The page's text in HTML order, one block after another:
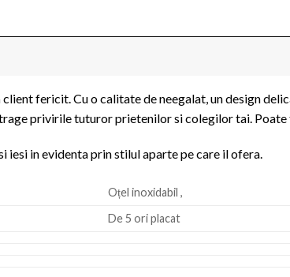
fericit. Cu o calitate de neegalat, un design
privirile tuturor prietenilor si colegilor tai. Poate
iesi in evidenta prin stilul aparte pe care il ofera.
Oțel inoxidabil ,
De 5 ori placat